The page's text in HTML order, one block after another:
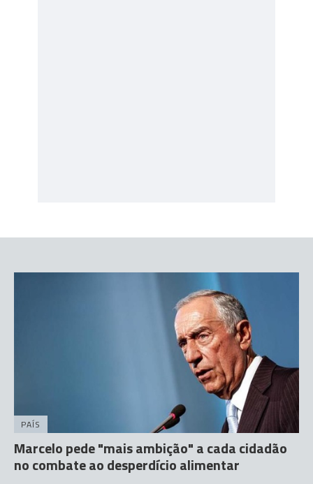
PAÍS
Marcelo pede "mais ambição" a cada cidadão
no combate ao desperdício alimentar